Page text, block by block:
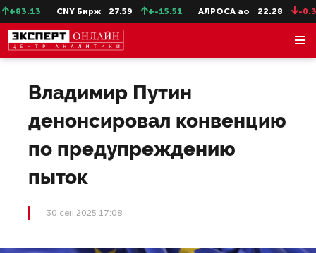
CNY Бирж 27.59 +-15.51 АЛРОСА ао 22.28 -0.31
Владимир Путин
денонсировал конвенцию
по предупреждению
пыток
30 сен 2025 17:08